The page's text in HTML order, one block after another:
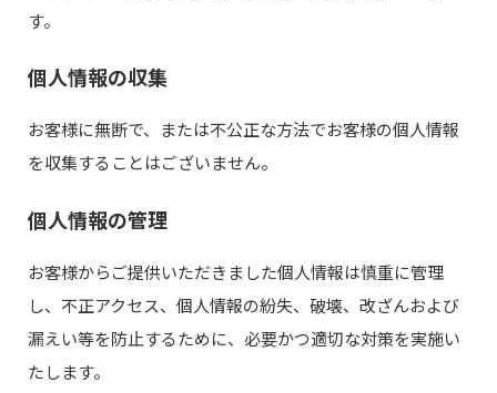
す。
個人情報の収集
お客様に無断で、または不公正な方法でお客様の個人情報
を収集することはございません。
個人情報の管理
お客様からご提供いただきました個人情報は慎重に管理
し、不正アクセス、個人情報の紛失、破壊、改ざんおよび
漏えい等を防止するために、必要かつ適切な対策を実施い
たします。